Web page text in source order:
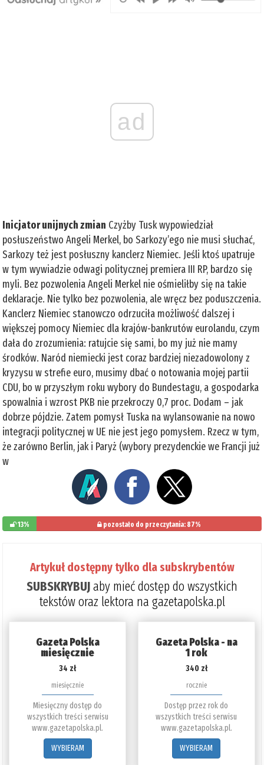
ad
Inicjator unijnych zmian Czyżby Tusk wypowiedział
posłuszeństwo Angeli Merkel, bo Sarkozy’ego nie musi słuchać,
Sarkozy też jest posłuszny kanclerz Niemiec. Jeśli ktoś upatruje
w tym wywiadzie odwagi politycznej premiera III RP, bardzo się
myli. Bez pozwolenia Angeli Merkel nie ośmieliłby się na takie
deklaracje. Nie tylko bez pozwolenia, ale wręcz bez poduszczenia.
Kanclerz Niemiec stanowczo odrzuciła możliwość dalszej i
większej pomocy Niemiec dla krajów-bankrutów eurolandu, czym
dała do zrozumienia: ratujcie się sami, bo my już nie mamy
środków. Naród niemiecki jest coraz bardziej niezadowolony z
kryzysu w strefie euro, musimy dbać o notowania mojej partii
CDU, bo w przyszłym roku wybory do Bundestagu, a gospodarka
spowalnia i wzrost PKB nie przekroczy 0,7 proc. Dodam – jak
dobrze pójdzie. Zatem pomysł Tuska na wylansowanie na nowo
integracji politycznej w UE nie jest jego pomysłem. Rzecz w tym,
że zarówno Berlin, jak i Paryż (wybory prezydenckie we Francji już
w
13% pozostało do przeczytania: 87%
Artykuł dostępny tylko dla subskrybentów
SUBSKRYBUJaby mieć dostęp do wszystkich
tekstów oraz lektora na gazetapolska.pl
Gazeta Polska
miesięcznie
34 zł
miesięcznie
Miesięczny dostęp do
wszystkich treści serwisu
www.gazetapolska.pl.
WYBIERAM
Gazeta Polska - na
1 rok
340 zł
rocznie
Dostęp przez rok do
wszystkich treści serwisu
www.gazetapolska.pl.
WYBIERAM